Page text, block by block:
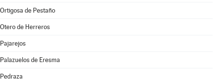
Ortigosa de Pestaño
Otero de Herreros
Pajarejos
Palazuelos de Eresma
Pedraza